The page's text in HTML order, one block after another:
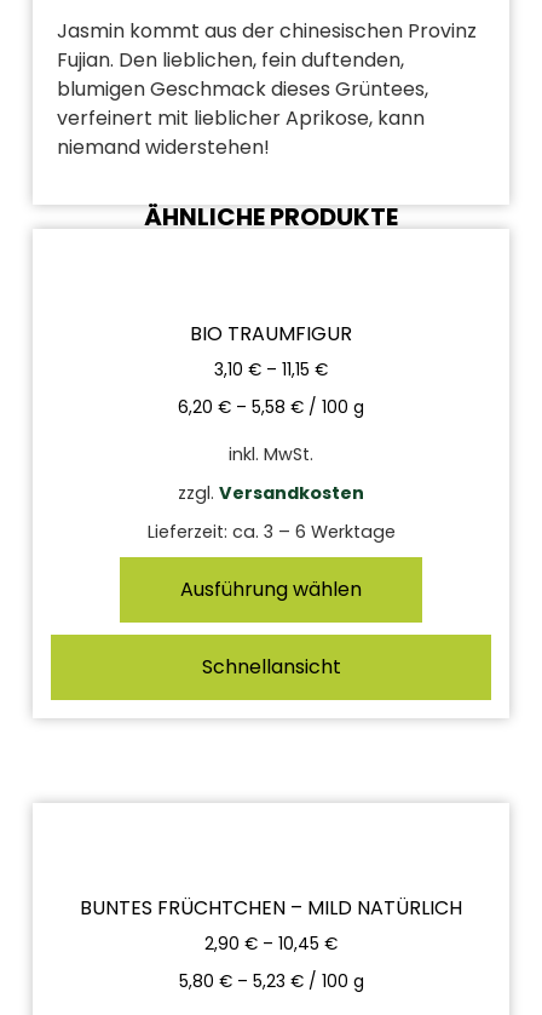
Jasmin kommt aus der chinesischen Provinz
Fujian. Den lieblichen, fein duftenden,
blumigen Geschmack dieses Grüntees,
verfeinert mit lieblicher Aprikose, kann
niemand widerstehen!
ÄHNLICHE PRODUKTE
BIO TRAUMFIGUR
3,10 € – 11,15 €
6,20 € – 5,58 € / 100 g
inkl. MwSt.
zzgl. Versandkosten
Lieferzeit: ca. 3 – 6 Werktage
Ausführung wählen
Schnellansicht
BUNTES FRÜCHTCHEN – MILD NATÜRLICH
2,90 € – 10,45 €
5,80 €– 5,23 €/ 100 g